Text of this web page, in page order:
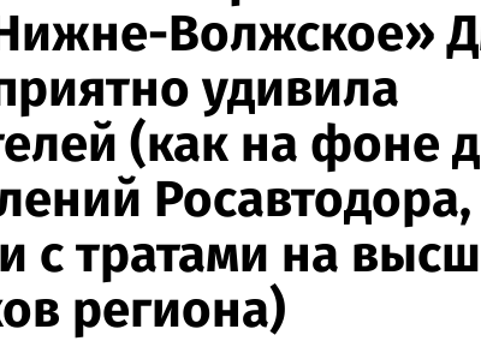
Волжское»
удивила
(как на фоне
Росавтодора,
с тратами на
региона)